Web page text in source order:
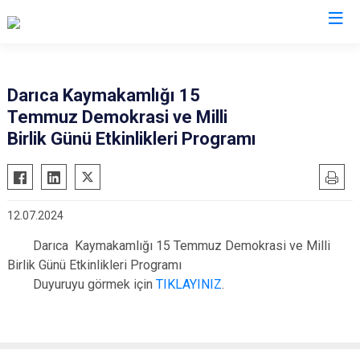
Gebze
Kandıra
Derince
Başiskele
Darıca
Kartepe
Darıca Kaymakamlığı 15
Temmuz Demokrasi ve Milli
Birlik Günü Etkinlikleri Programı
12.07.2024
Darıca Kaymakamlığı 15 Temmuz Demokrasi ve Milli
Birlik Günü Etkinlikleri Programı
Duyuruyu görmek için TIKLAYINIZ.